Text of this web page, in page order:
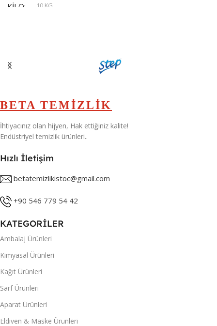
KILO
10 KG
BETA TEMİZLİK
İhtiyacınız olan hijyen, Hak ettiğiniz kalite!
Endüstriyel temizlik ürünleri..
Hızlı İletişim
betatemizlikistoc@gmail.com
+90 546 779 54 42
KATEGORİLER
Ambalaj Ürünleri
Kimyasal Ürünleri
Kağıt Ürünleri
Sarf Ürünleri
Aparat Ürünleri
Eldiven & Maske Ürünleri